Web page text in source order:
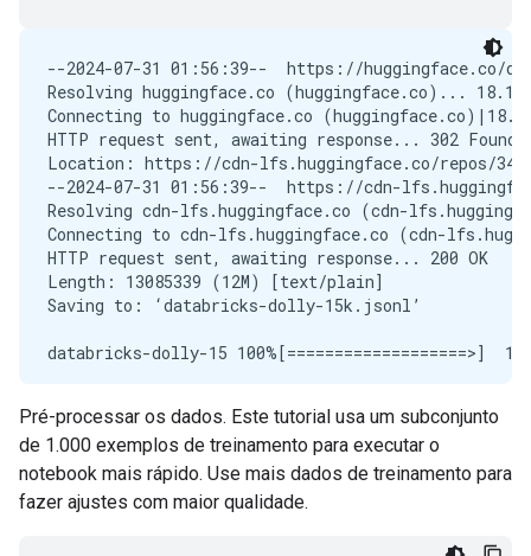
--2024-07-31 01:56:39--  https://huggingface.co/
Resolving huggingface.co (huggingface.co)...
Connecting to huggingface.co
HTTP request sent, awaiting response... 302 Found
Location: https://cdn-lfs.huggingface.co/repos/34/ac/
--2024-07-31 01:56:39--  https://cdn-lfs.huggingface.co/
Resolving cdn-lfs.huggingface.co (cdn-
Connecting to cdn-lfs.huggingface.co (cdn-
HTTP request sent, awaiting response... 200 OK
Length: 13085339 (12M) [text/plain]
Saving to: ‘databricks-dolly-15k.jsonl’
databricks-dolly-15 100%[===================>]
Pré-processar os dados. Este tutorial usa um subconjunto
de 1.000 exemplos de treinamento para executar o
notebook mais rápido. Use mais dados de treinamento para
fazer ajustes com maior qualidade.